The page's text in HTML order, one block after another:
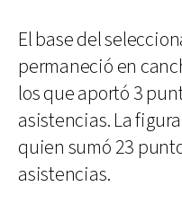
El base del
permaneció en
los que aportó 3
asistencias. La
quien sumó 23
asistencias.